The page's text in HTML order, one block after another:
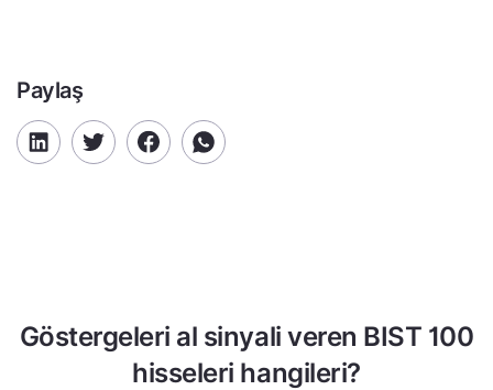
Paylaş
Göstergeleri al sinyali veren BIST 100
hisseleri hangileri?